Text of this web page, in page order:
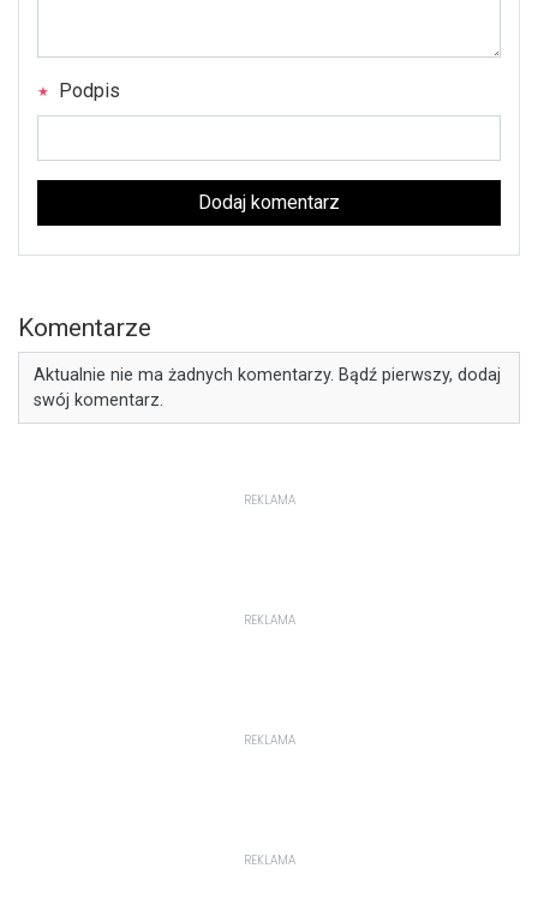
Podpis
Dodaj komentarz
Komentarze
Aktualnie nie ma żadnych komentarzy. Bądź pierwszy, dodaj
swój komentarz.
REKLAMA
REKLAMA
REKLAMA
REKLAMA